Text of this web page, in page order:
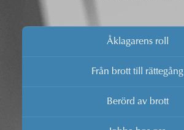
Åklagarens roll
Från brott till rättegång
Berörd av brott